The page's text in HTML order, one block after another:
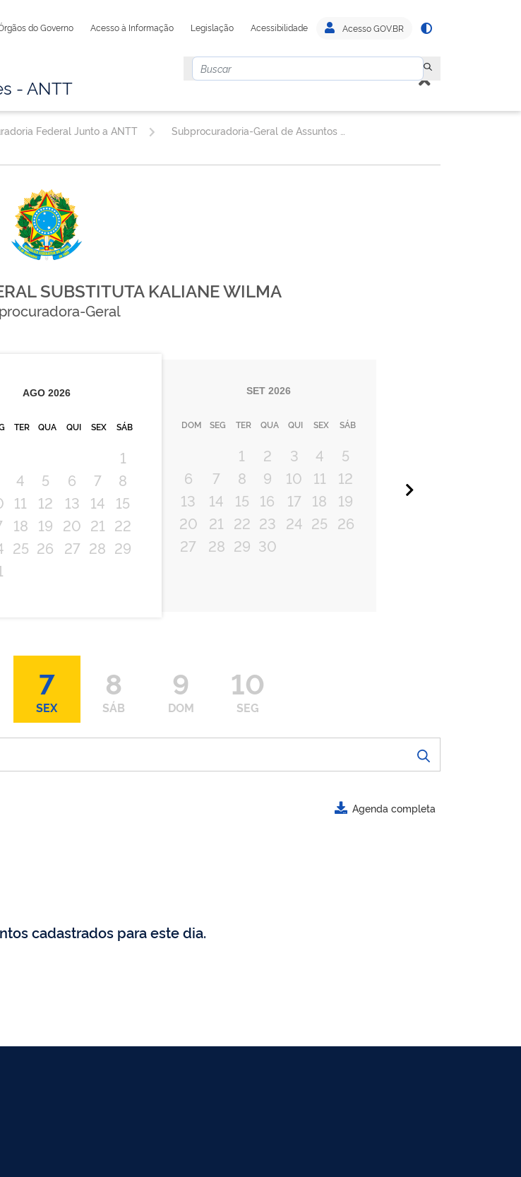
do Governo Acesso à Informação Legislação Acessibilidade Acesso GOV.BR
- ANTT
Federal Junto a ANTT
SUBSTITUTA KALIANE WILMA
Geral
AGO 2026
TER QUA QUI SEX SÁB
1
4 5 6 7
8
11 12 13 14
15
18 19 20 21 22
25 26 27 28 29
SET 2026
DOM SEG TER QUA QUI SEX SÁB
1 2 3 4
5
6
7 8 9 10 11
12
13
14 15 16 17 18
19
20
21 22 23 24 25 26
27
28 29 30
7
SEX
8
SÁB
9
DOM
10
SEG
Agenda completa
cadastrados para este dia.